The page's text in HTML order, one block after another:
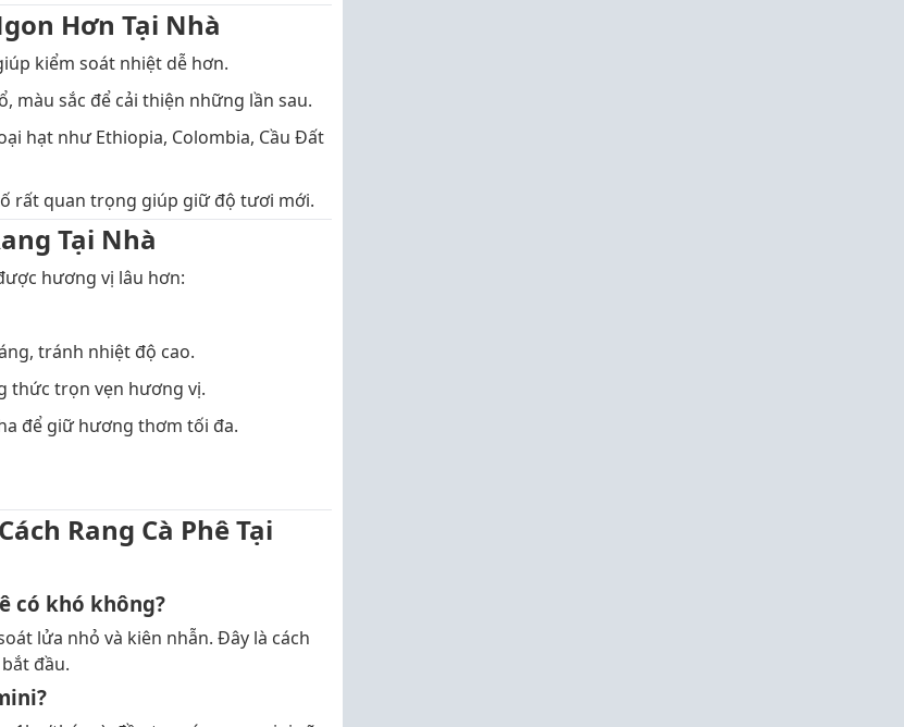
Hơn Tại Nhà
kiểm soát nhiệt dễ hơn.
màu sắc để cải thiện những lần sau.
hạt như Ethiopia, Colombia, Cầu Đất
rất quan trọng giúp giữ độ tươi mới.
Tại Nhà
hương vị lâu hơn:
tránh nhiệt độ cao.
thức trọn vẹn hương vị.
để giữ hương thơm tối đa.
Rang Cà Phê Tại
có khó không?
lửa nhỏ và kiên nhẫn. Đây là cách
đầu.